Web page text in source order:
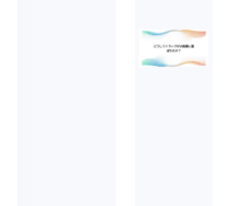
労働者派遣法（1）